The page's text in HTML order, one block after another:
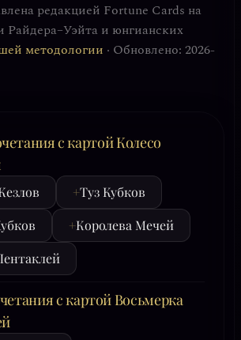
редакцией Fortune Cards на
Райдера–Уэйта и юнгианских
методологии · Обновлено: 2026-
с картой Колесо
+Туз Кубков
+Королева Мечей
с картой Восьмерка